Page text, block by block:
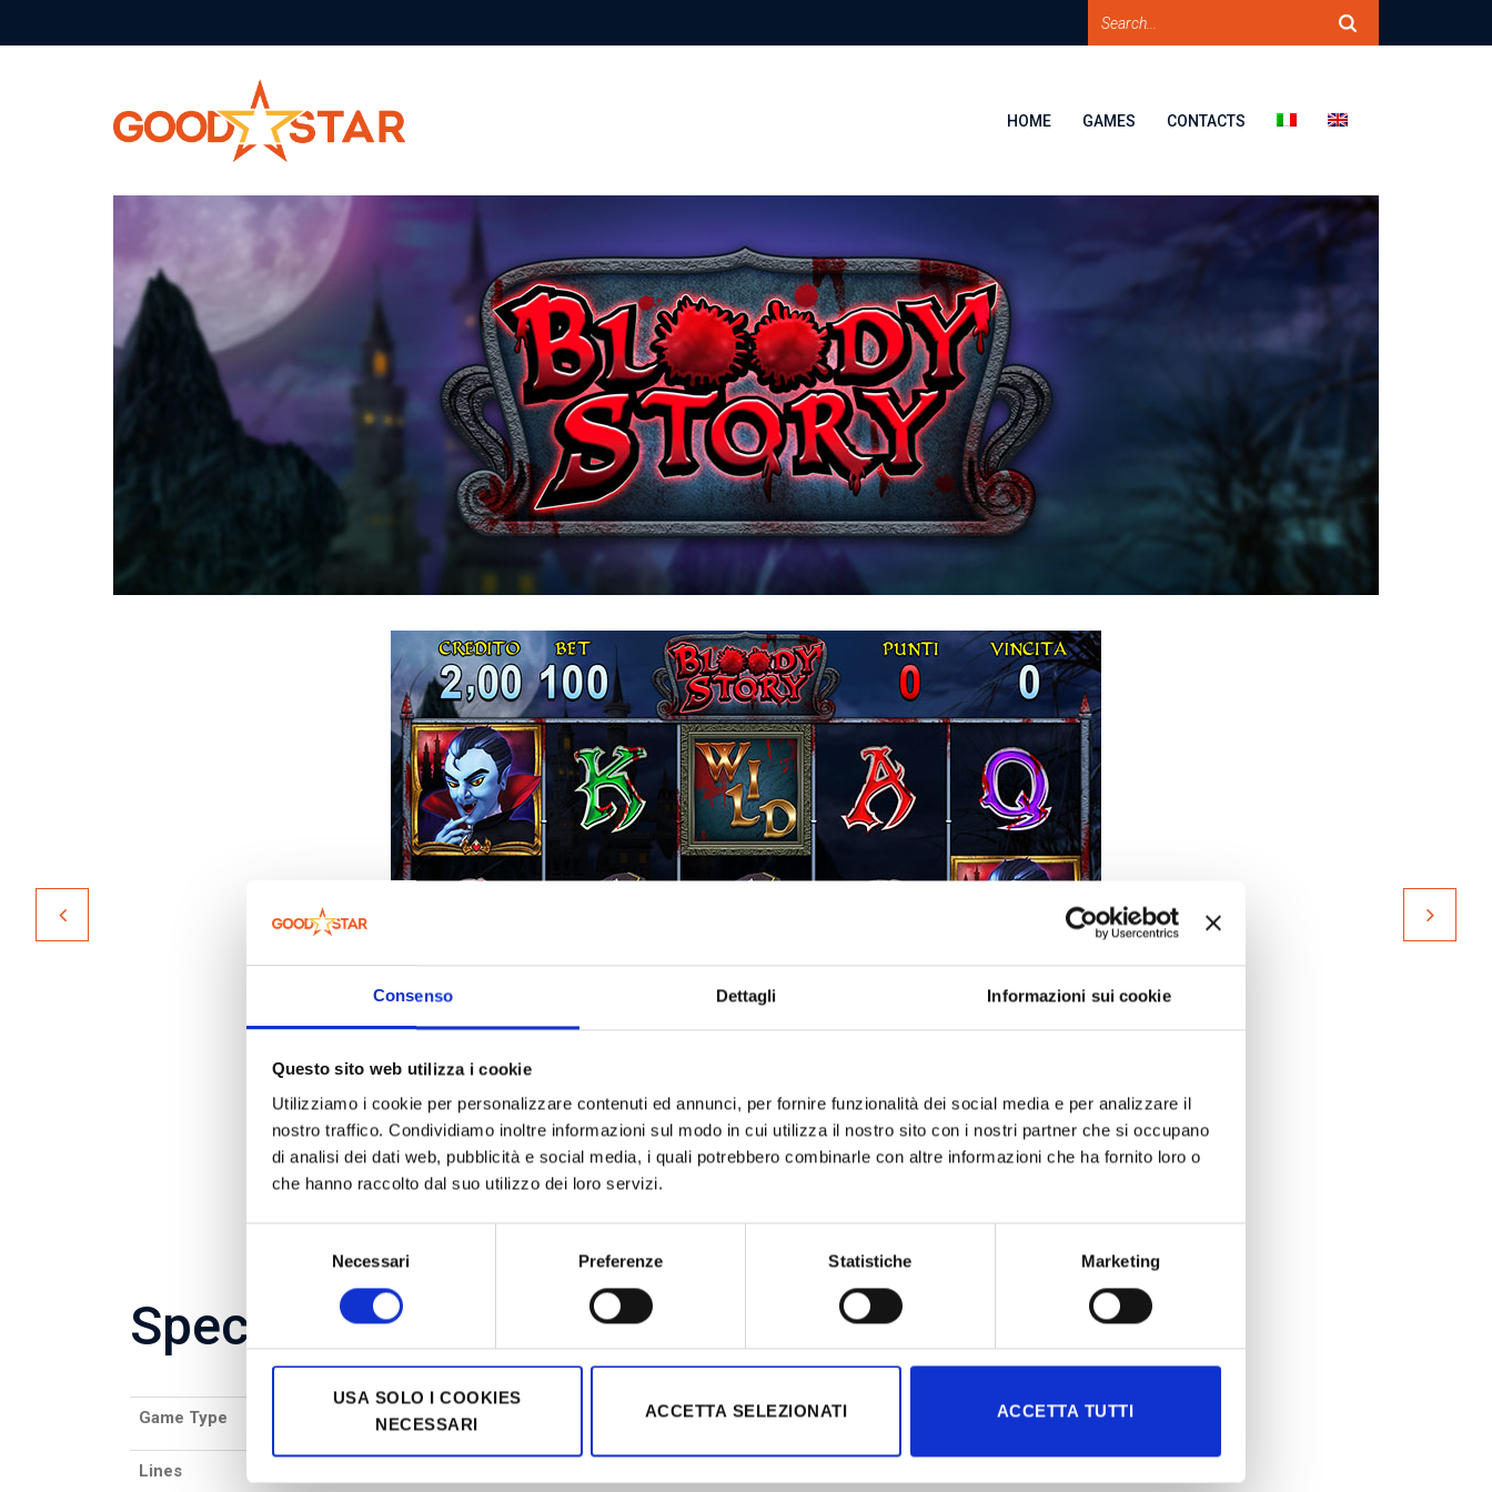
Consenso Dettagli Informazioni sui cookie
Questo sito web utilizza i cookie
Utilizziamo i cookie per personalizzare contenuti ed annunci, per fornire funzionalità dei social media e per analizzare il
nostro traffico. Condividiamo inoltre informazioni sul modo in cui utilizza il nostro sito con i nostri partner che si occupano
di analisi dei dati web, pubblicità e social media, i quali potrebbero combinarle con altre informazioni che ha fornito loro o
che hanno raccolto dal suo utilizzo dei loro servizi.
Necessari Preferenze Statistiche Marketing
USA SOLO I COOKIES
NECESSARI
ACCETTA SELEZIONATI ACCETTA TUTTI
HOME GAMES CONTACTS
Specifications
Game Type
Lines